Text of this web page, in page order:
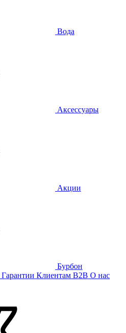
Вода
Аксессуары
Акции
Бурбон
Гарантии Клиентам B2B О нас